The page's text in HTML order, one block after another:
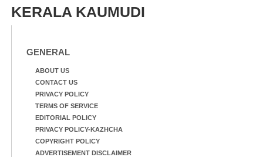
KERALA KAUMUDI
GENERAL
ABOUT US
CONTACT US
PRIVACY POLICY
TERMS OF SERVICE
EDITORIAL POLICY
PRIVACY POLICY-KAZHCHA
COPYRIGHT POLICY
ADVERTISEMENT DISCLAIMER